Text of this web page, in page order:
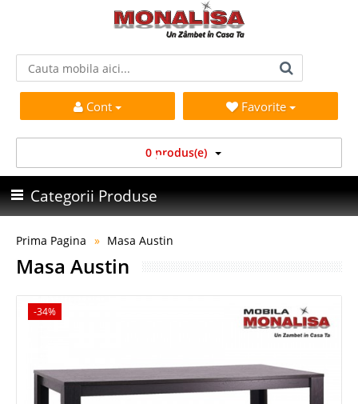
Cont Favorite
0 produs(e)
Categorii Produse
Prima Pagina Masa Austin
Masa Austin
-34%